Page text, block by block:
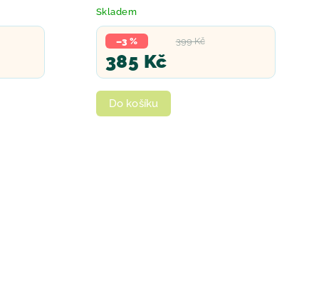
Skladem
399 Kč
–3 %
385 Kč
Do košíku